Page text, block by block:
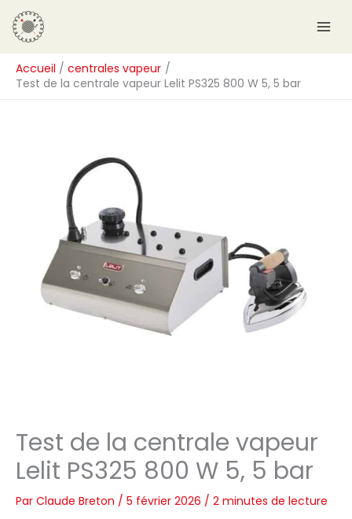
Aller
au
contenu
Accueil
centrales vapeur
Test de la centrale vapeur Lelit PS325 800 W 5, 5 bar
Test de la centrale vapeur
Lelit PS325 800 W 5, 5 bar
Par Claude Breton / 5 février 2026 / 2 minutes de lecture
R
e
c
h